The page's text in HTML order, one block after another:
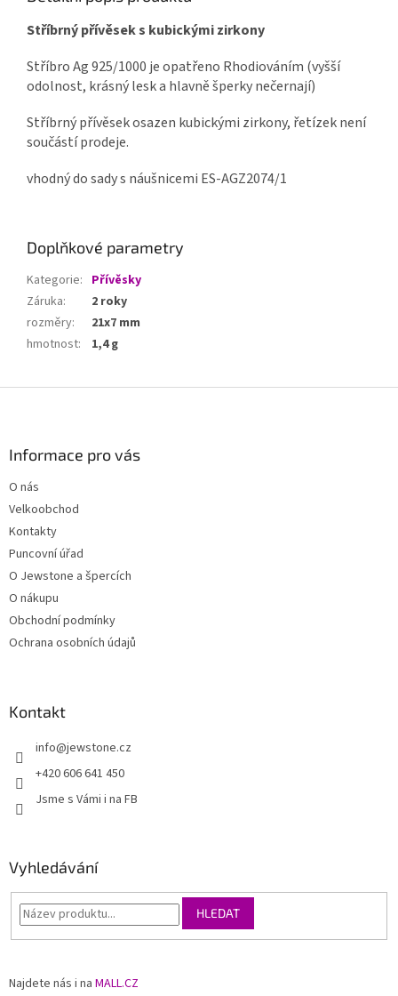
Stříbrný přívěsek s kubickými zirkony
Stříbro Ag 925/1000 je opatřeno Rhodiováním (vyšší
odolnost, krásný lesk a hlavně šperky nečernají)
Stříbrný přívěsek osazen kubickými zirkony, řetízek není
součástí prodeje.
vhodný do sady s náušnicemi ES-AGZ2074/1
Doplňkové parametry
Kategorie: Přívěsky
Záruka:
2 roky
rozměry:
21x7 mm
hmotnost: 1,4 g
Informace pro vás
O nás
Velkoobchod
Kontakty
Puncovní úřad
O Jewstone a špercích
O nákupu
Obchodní podmínky
Ochrana osobních údajů
Kontakt
info@jewstone.cz
+420 606 641 450
Jsme s Vámi i na FB
Vyhledávání
HLEDAT
Najdete nás i na MALL.CZ